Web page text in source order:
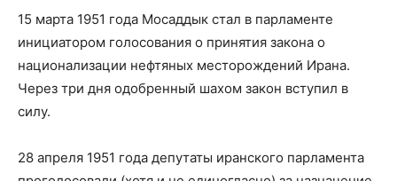
15 марта 1951 года Мосаддык стал в парламенте
инициатором голосования о принятия закона о
национализации нефтяных месторождений Ирана.
Через три дня одобренный шахом закон вступил в
силу.
28 апреля 1951 года депутаты иранского парламента